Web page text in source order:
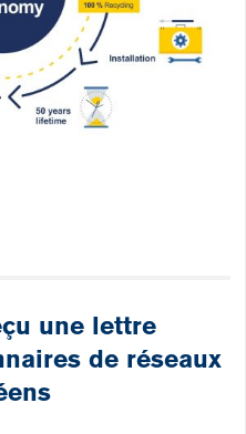
une lettre
de réseaux